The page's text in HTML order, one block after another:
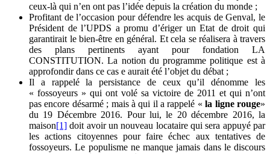
ceux-là qui n’en ont pas l’idée depuis la création du monde ;
Profitant de l’occasion pour défendre les acquis de Genval, le
Président de l’UPDS a promu d’ériger un Etat de droit qui
garantirait le bien-être en général. Et cela se réalisera à travers
des plans pertinents ayant pour fondation LA
CONSTITUTION. La notion du programme politique est à
approfondir dans ce cas e aurait été l’objet du débat ;
Il a rappelé la persistance de ceux qu’il dénomme les
« fossoyeurs » qui ont volé sa victoire de 2011 et qui n’ont
pas encore désarmé ; mais à qui il a rappelé «la ligne rouge»
du 19 Décembre 2016. Pour lui, le 20 décembre 2016, la
maison[1] doit avoir un nouveau locataire qui sera appuyé par
les actions citoyennes pour faire échec aux tentatives de
fossoyeurs. Le populisme ne manque jamais dans le discours